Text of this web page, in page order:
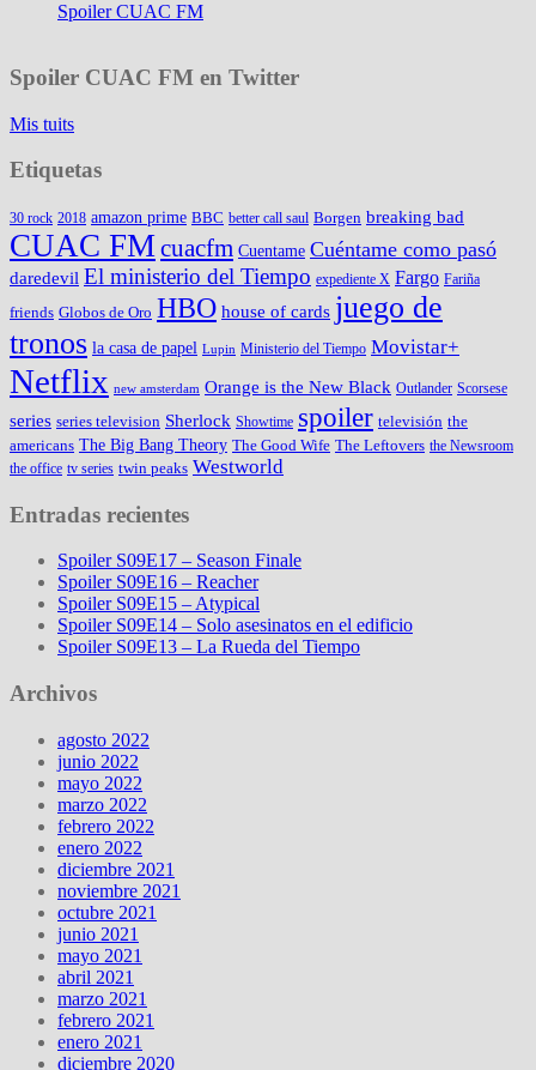
Spoiler CUAC FM
Spoiler CUAC FM en Twitter
Mis tuits
Etiquetas
30 rock 2018 amazon prime BBC better call saul Borgen breaking bad
CUAC FMcuacfm Cuentame Cuéntame como pasó
daredevil El ministerio del Tiempo expediente X Fargo Fariña
friends Globos de Oro HBO house of cards juego de
tronos la casa de papel Lupin Ministerio del Tiempo Movistar+
Netflix new amsterdam Orange is the New Black Outlander Scorsese
series series television Sherlock Showtime spoiler televisión the
americans The Big Bang Theory The Good Wife The Leftovers the Newsroom
the office tv series twin peaks Westworld
Entradas recientes
Spoiler S09E17 – Season Finale
Spoiler S09E16 – Reacher
Spoiler S09E15 – Atypical
Spoiler S09E14 – Solo asesinatos en el edificio
Spoiler S09E13 – La Rueda del Tiempo
Archivos
agosto 2022
junio 2022
mayo 2022
marzo 2022
febrero 2022
enero 2022
diciembre 2021
noviembre 2021
octubre 2021
junio 2021
mayo 2021
abril 2021
marzo 2021
febrero 2021
enero 2021
diciembre 2020